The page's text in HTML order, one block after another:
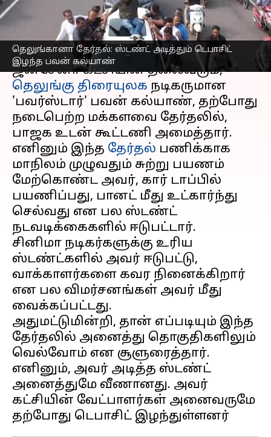
தெலுங்கானா தேர்தல்: ஸ்டண்ட் அடித்தும் டெபாசிட்
இழந்த பவன் கல்யாண்
Venkatalakshmi V Dec 03, 2023 06:28 pm
செய்தி முன்னோட்டம்
ஜனசேனா கட்சியின் தலைவரும்,
தெலுங்கு திரையுலக நடிகருமான
'பவர்ஸ்டார்' பவன் கல்யாண், தற்போது
நடைபெற்ற மக்களவை தேர்தலில்,
பாஜக உடன் கூட்டணி அமைத்தார்.
எனினும் இந்த தேர்தல் பணிக்காக
மாநிலம் முழுவதும் சுற்று பயணம்
மேற்கொண்ட அவர், கார் டாப்பில்
பயணிப்பது, பானட் மீது உட்கார்ந்து
செல்வது என பல ஸ்டண்ட்
நடவடிக்கைகளில் ஈடுபட்டார்.
சினிமா நடிகர்களுக்கு உரிய
ஸ்டண்ட்களில் அவர் ஈடுபட்டு,
வாக்காளர்களை கவர நினைக்கிறார்
என பல விமர்சனங்கள் அவர் மீது
வைக்கப்பட்டது.
அதுமட்டுமின்றி, தான் எப்படியும் இந்த
தேர்தலில் அனைத்து தொகுதிகளிலும்
வெல்வோம் என சூளுரைத்தார்.
எனினும், அவர் அடித்த ஸ்டண்ட்
அனைத்துமே வீணானது. அவர்
கட்சியின் வேட்பாளர்கள் அனைவருமே